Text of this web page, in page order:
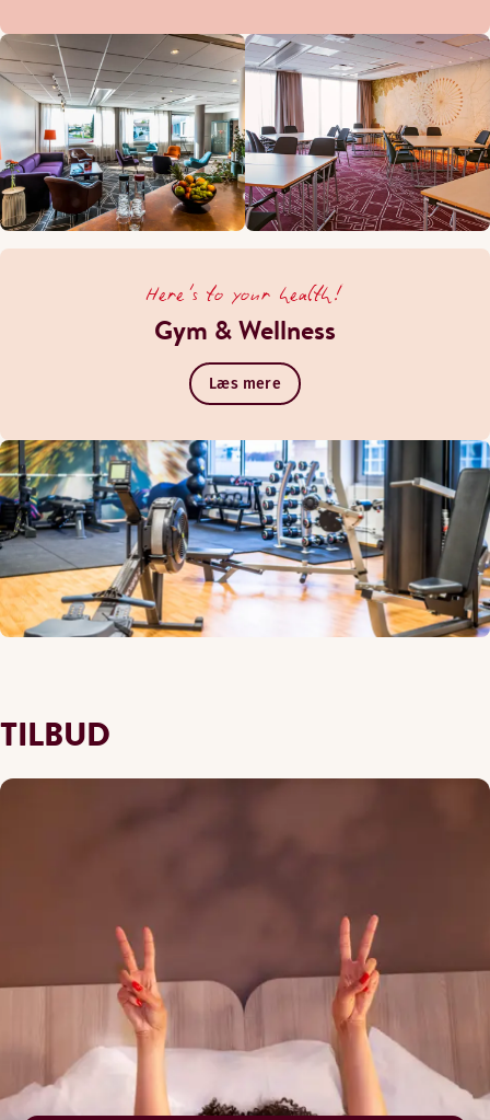
Here's to your health!
Gym & Wellness
Læs mere
TILBUD